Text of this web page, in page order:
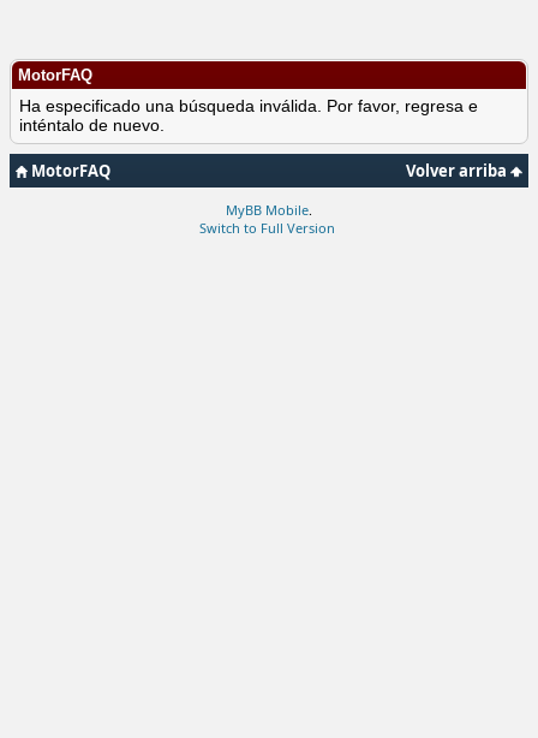
MotorFAQ
Ha especificado una búsqueda inválida. Por favor, regresa e
inténtalo de nuevo.
Volver arriba
MotorFAQ
MyBB Mobile
Switch to Full Version